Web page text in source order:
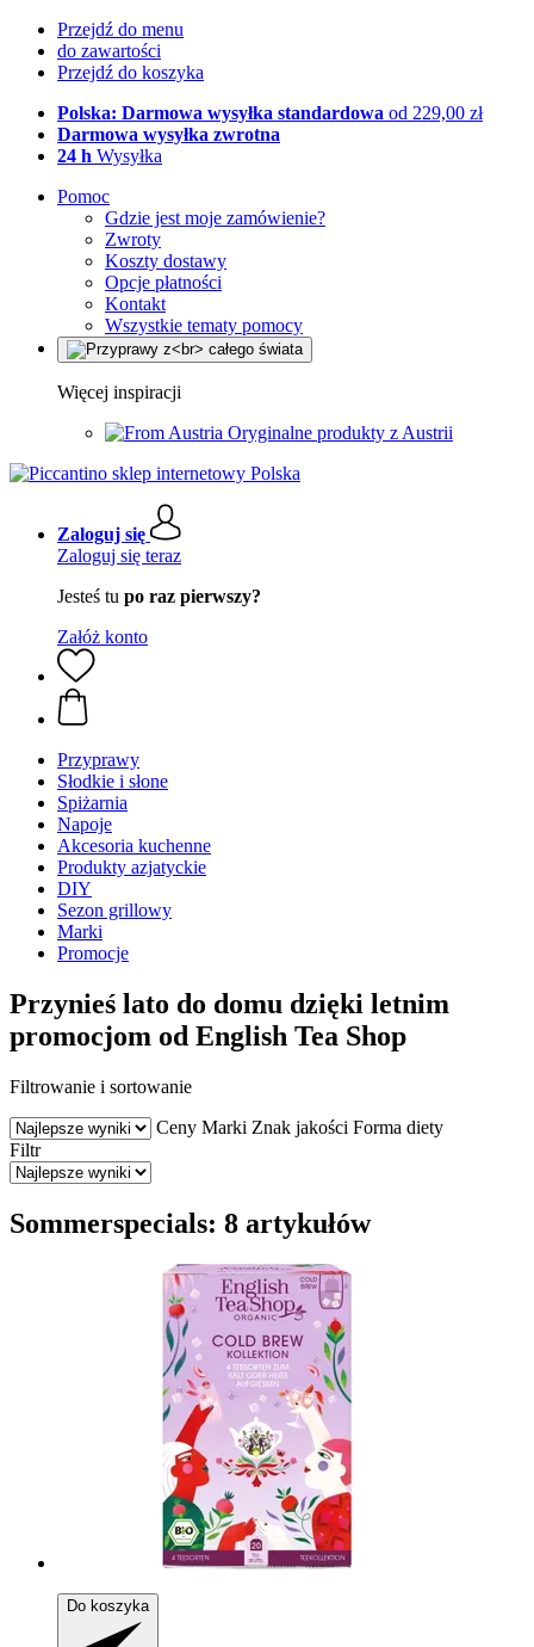
Przejdź do menu
do zawartości
Przejdź do koszyka
Polska: Darmowa wysyłka standardowa od 229,00 zł
Darmowa wysyłka zwrotna
24 h Wysyłka
Pomoc
Gdzie jest moje zamówienie?
Zwroty
Koszty dostawy
Opcje płatności
Kontakt
Wszystkie tematy pomocy
Więcej inspiracji
Oryginalne produkty z Austrii
Zaloguj się
Zaloguj się teraz
Jesteś tu po raz pierwszy?
Załóż konto
Przyprawy
Słodkie i słone
Spiżarnia
Napoje
Akcesoria kuchenne
Produkty azjatyckie
DIY
Sezon grillowy
Marki
Promocje
Przynieś lato do domu dzięki letnim
promocjom od English Tea Shop
Filtrowanie i sortowanie
Ceny Marki Znak jakości Forma diety
Filtr
Sommerspecials: 8 artykułów
Do koszyka